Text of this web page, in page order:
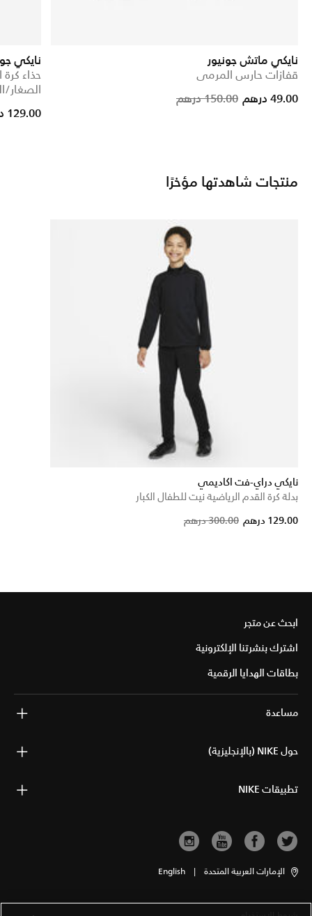
نايكي ماتش جونيور
قفازات حارس المرمى
Price
150.00 درهم to
49.00 درهم
نايكي
حذاء
الصغار/
129.00 درهم
منتجات شاهدتها مؤخرًا
نايكي دراي-فت اكاديمي
بدلة كرة القدم الرياضية نيت للطفال الكبار
Price reduced300.00 درهم to 129.00 درهم
ابحث عن متجر
اشترك بنشرتنا الإلكترونية
بطاقات الهدايا الرقمية
مساعدة
حول NIKE (بالإنجليزية)
تطبيقات NIKE
الإمارات العربية المتحدة |
English